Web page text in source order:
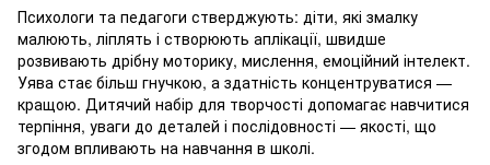
Психологи та педагоги стверджують: діти, які змалку
малюють, ліплять і створюють аплікації, швидше
розвивають дрібну моторику, мислення, емоційний інтелект.
Уява стає більш гнучкою, а здатність концентруватися —
кращою. Дитячий набір для творчості допомагає навчитися
терпіння, уваги до деталей і послідовності — якості, що
згодом впливають на навчання в школі.